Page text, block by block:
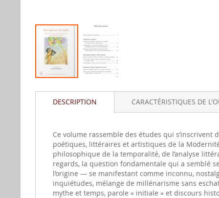
au
début
gallerie
d'image
DESCRIPTION
Ce volume rassemble des études qui
poétiques, littéraires et artistiques de la
philosophique de la temporalité, de l’analyse
regards, la question fondamentale qui a semblé
l’origine — se manifestant comme inconnu,
inquiétudes, mélange de millénarisme sans
mythe et temps, parole « initiale » et discours
CARACTÉRISTIQUES DE